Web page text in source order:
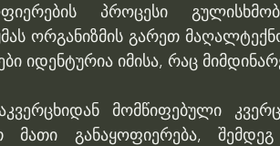
პროცესი
ორგანიზმის გარეთ
იდენტურია იმისა, რაც
მომწიფებული
მათი განაყოფიერება,